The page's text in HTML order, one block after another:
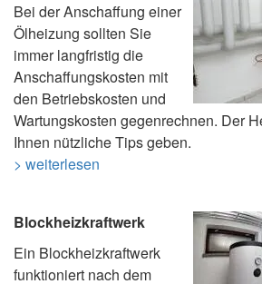
Bei der Anschaffung einer
Ölheizung sollten Sie
immer langfristig die
Anschaffungskosten mit
den Betriebskosten und
Wartungskosten gegenrechnen. Der
Ihnen nützliche Tips geben.
> weiterlesen
Blockheizkraftwerk
Ein Blockheizkraftwerk
funktioniert nach dem